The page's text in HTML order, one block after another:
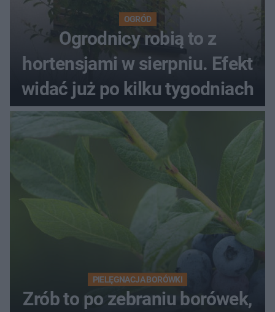
OGRÓD
Ogrodnicy robią to z
hortensjami w sierpniu. Efekt
widać już po kilku tygodniach
PIELĘGNACJA BORÓWKI
Zrób to po zebraniu borówek,